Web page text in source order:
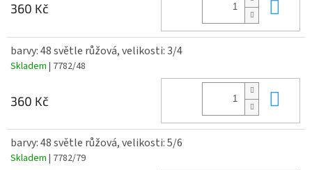
360 Kč
barvy: 48 světle růžová, velikosti: 3/4
Skladem | 7782/48
360 Kč
barvy: 48 světle růžová, velikosti: 5/6
Skladem | 7782/79